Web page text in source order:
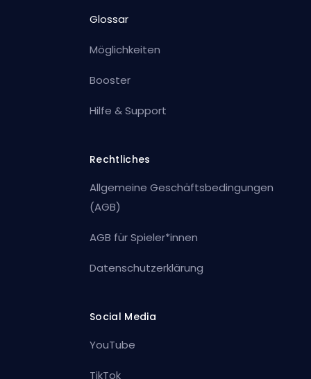
Glossar
Möglichkeiten
Booster
Hilfe & Support
Rechtliches
Allgemeine Geschäftsbedingungen
(AGB)
AGB für Spieler*innen
Datenschutzerklärung
Social Media
YouTube
TikTok